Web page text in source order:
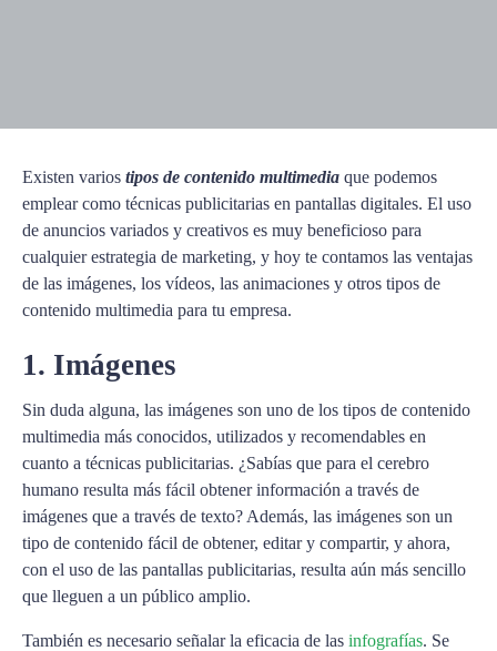
Existen varios tipos de contenido multimedia que podemos
emplear como técnicas publicitarias en pantallas digitales. El uso
de anuncios variados y creativos es muy beneficioso para
cualquier estrategia de marketing, y hoy te contamos las ventajas
de las imágenes, los vídeos, las animaciones y otros tipos de
contenido multimedia para tu empresa.
1. Imágenes
Sin duda alguna, las imágenes son uno de los tipos de contenido
multimedia más conocidos, utilizados y recomendables en
cuanto a técnicas publicitarias. ¿Sabías que para el cerebro
humano resulta más fácil obtener información a través de
imágenes que a través de texto? Además, las imágenes son un
tipo de contenido fácil de obtener, editar y compartir, y ahora,
con el uso de las pantallas publicitarias, resulta aún más sencillo
que lleguen a un público amplio.
También es necesario señalar la eficacia de las infografías. Se